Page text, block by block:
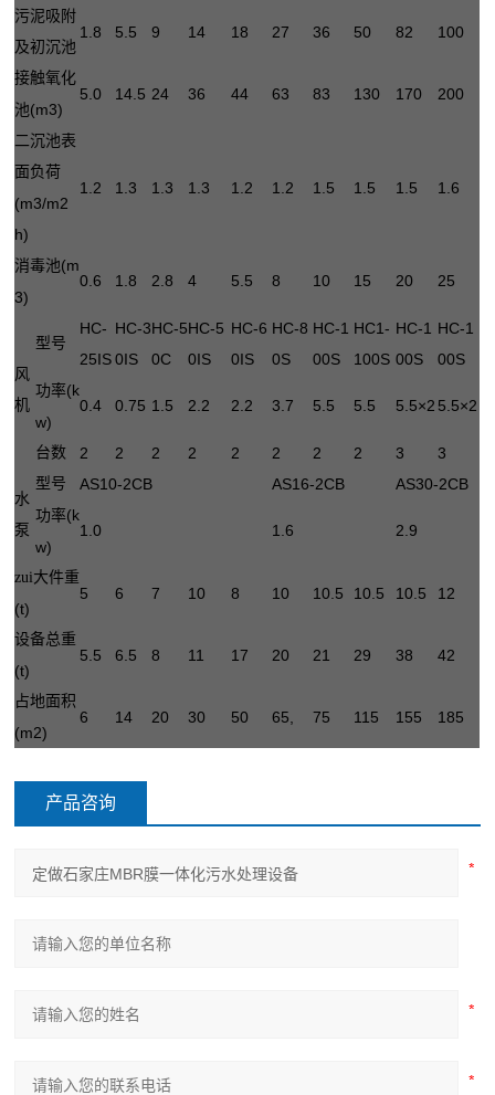
污泥吸附
及初沉池
1.8 5.5 9 14 18 27 36 50 82 100
接触氧化
池(m3)
5.0 14.5 24 36 44 63 83 130 170 200
二沉池表
面负荷
(m3/m2
h)
1.2 1.3 1.3 1.3 1.2 1.2 1.5 1.5 1.5 1.6
消毒池(m
3)
0.6 1.8 2.8 4 5.5 8 10 15 20 25
风
机
型号
HC-
25IS
HC-3
0IS
HC-5
0C
HC-5
0IS
HC-6
0IS
HC-8
0S
HC-1
00S
HC1-
100S
HC-1
00S
HC-1
00S
功率(k
w)
0.4 0.75 1.5 2.2 2.2 3.7 5.5 5.5 5.5×2 5.5×2
台数 2 2 2 2 2 2 2 2 3 3
水
泵
型号 AS10-2CB AS16-2CB AS30-2CB
功率(k
w)
1.0 1.6 2.9
zui大件重
(t)
5 6 7 10 8 10 10.5 10.5 10.5 12
设备总重
(t)
5.5 6.5 8 11 17 20 21 29 38 42
占地面积
(m2)
6 14 20 30 50 65, 75 115 155 185
产品咨询